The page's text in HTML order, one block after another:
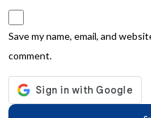
Save my name, email, and
comment.